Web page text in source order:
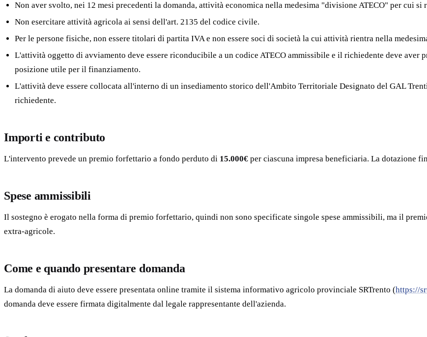
Non aver svolto, nei 12 mesi precedenti la domanda, attività economica nella medesima "divisione ATECO" per cui si
Non esercitare attività agricola ai sensi dell'art. 2135 del codice civile.
Per le persone fisiche, non essere titolari di partita IVA e non essere soci di società la cui attività rientra nella
L'attività oggetto di avviamento deve essere riconducibile a un codice ATECO ammissibile e il richiedente deve aver
posizione utile per il finanziamento.
L'attività deve essere collocata all'interno di un insediamento storico dell'Ambito Territoriale Designato del GAL
richiedente.
Importi e contributo
L'intervento prevede un premio forfettario a fondo perduto di 15.000€ per ciascuna impresa beneficiaria. La dotazione
Spese ammissibili
Il sostegno è erogato nella forma di premio forfettario, quindi non sono specificate singole spese ammissibili, ma il
extra-agricole.
Come e quando presentare domanda
La domanda di aiuto deve essere presentata online tramite il sistema informativo agricolo provinciale SRTrento (https://
domanda deve essere firmata digitalmente dal legale rappresentante dell'azienda.